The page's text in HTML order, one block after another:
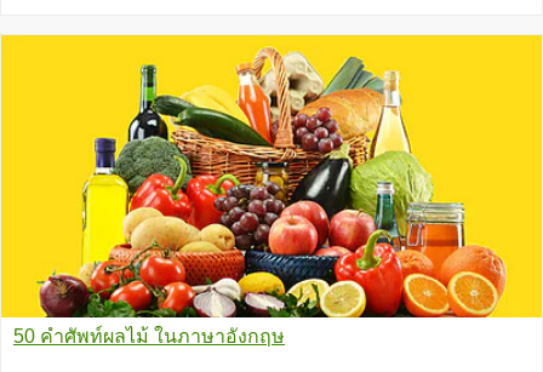
50 คำศัพท์ผลไม้ ในภาษาอังกฤษ